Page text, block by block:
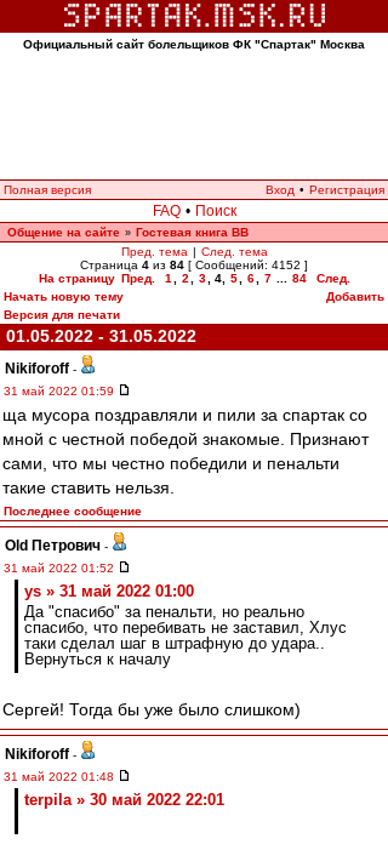
Официальный сайт болельщиков ФК "Спартак" Москва
Полная версия Вход • Регистрация
FAQ • Поиск
Общение на сайте » Гостевая книга ВВ
Пред. тема | След. тема
Страница 4 из 84 [ Сообщений: 4152 ]
На страницу Пред. 1 2 3 4, 5 6 7 84
След.
Начать новую тему
Добавить
Версия для печати
01.05.2022 - 31.05.2022
Nikiforoff -
31 май 2022 01:59
ща мусора поздравляли и пили за спартак со
мной с честной победой знакомые. Признают
сами, что мы честно победили и пенальти
такие ставить нельзя.
Последнее сообщение
Old Петрович -
31 май 2022 01:52
ys » 31 май 2022 01:00
Да "спасибо" за пенальти, но реально
спасибо, что перебивать не заставил, Хлус
таки сделал шаг в штрафную до удара..
Вернуться к началу
Сергей! Тогда бы уже было слишком)
Nikiforoff -
31 май 2022 01:48
terpila » 30 май 2022 22:01